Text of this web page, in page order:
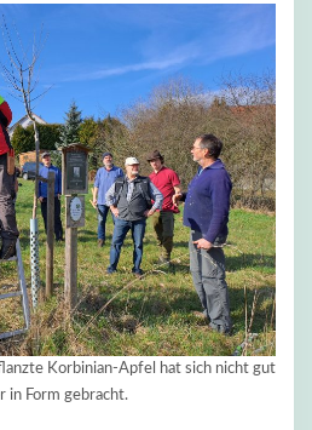
Korbinian-Apfel hat sich nicht gut
in Form gebracht.